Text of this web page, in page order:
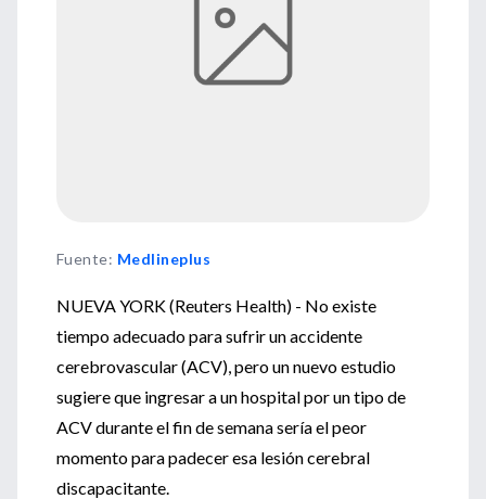
Fuente: Medlineplus
NUEVA YORK (Reuters Health) - No existe
tiempo adecuado para sufrir un accidente
cerebrovascular (ACV), pero un nuevo estudio
sugiere que ingresar a un hospital por un tipo de
ACV durante el fin de semana sería el peor
momento para padecer esa lesión cerebral
discapacitante.